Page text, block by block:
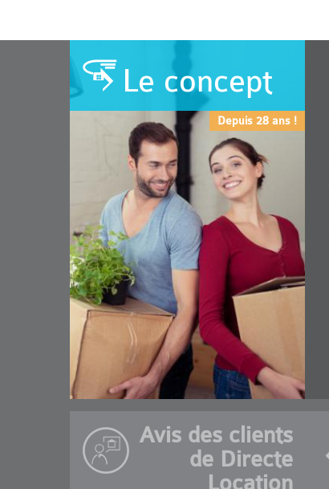
Le concept
Depuis 28 ans !
Avis des clients
de Directe
Location